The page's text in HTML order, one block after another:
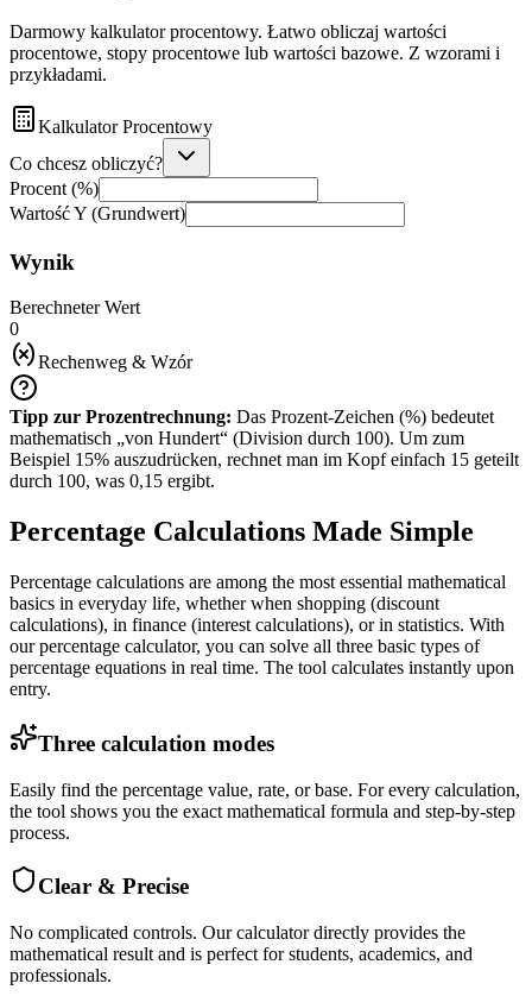
Darmowy kalkulator procentowy. Łatwo obliczaj wartości
procentowe, stopy procentowe lub wartości bazowe. Z wzorami i
przykładami.
Kalkulator Procentowy
Co chcesz obliczyć?
Procent (%)
Wartość Y (Grundwert)
Wynik
Berechneter Wert
0
Rechenweg & Wzór
Tipp zur Prozentrechnung: Das Prozent-Zeichen (%) bedeutet
mathematisch „von Hundert“ (Division durch 100). Um zum
Beispiel 15% auszudrücken, rechnet man im Kopf einfach 15 geteilt
durch 100, was 0,15 ergibt.
Percentage Calculations Made Simple
Percentage calculations are among the most essential mathematical
basics in everyday life, whether when shopping (discount
calculations), in finance (interest calculations), or in statistics. With
our percentage calculator, you can solve all three basic types of
percentage equations in real time. The tool calculates instantly upon
entry.
Three calculation modes
Easily find the percentage value, rate, or base. For every calculation,
the tool shows you the exact mathematical formula and step-by-step
process.
Clear & Precise
No complicated controls. Our calculator directly provides the
mathematical result and is perfect for students, academics, and
professionals.